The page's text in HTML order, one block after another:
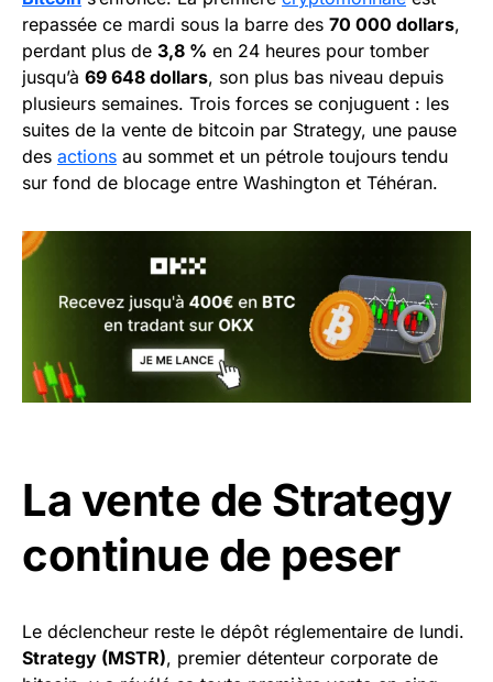
repassée ce mardi sous la barre des 70 000 dollars,
perdant plus de 3,8 % en 24 heures pour tomber
jusqu’à 69 648 dollars, son plus bas niveau depuis
plusieurs semaines. Trois forces se conjuguent : les
suites de la vente de bitcoin par Strategy, une pause
des actions au sommet et un pétrole toujours tendu
sur fond de blocage entre Washington et Téhéran.
La vente de Strategy
continue de peser
Le déclencheur reste le dépôt réglementaire de lundi.
Strategy (MSTR), premier détenteur corporate de